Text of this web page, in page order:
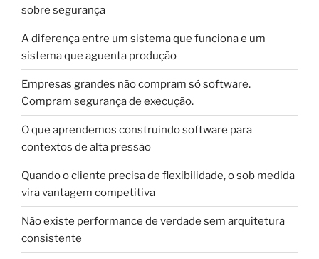
sobre segurança
A diferença entre um sistema que funciona e um
sistema que aguenta produção
Empresas grandes não compram só software.
Compram segurança de execução.
O que aprendemos construindo software para
contextos de alta pressão
Quando o cliente precisa de flexibilidade, o sob medida
vira vantagem competitiva
Não existe performance de verdade sem arquitetura
consistente